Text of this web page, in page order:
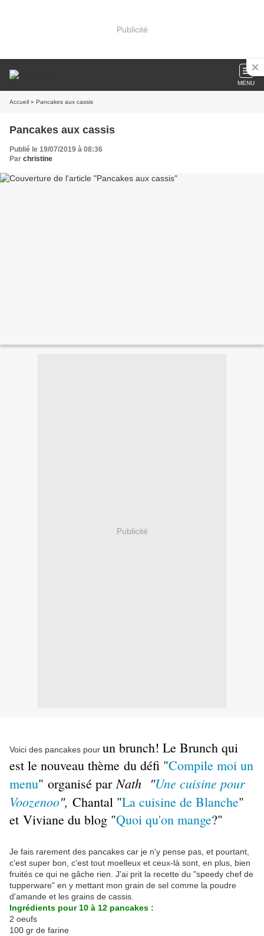
Publicité
MENU
Accueil » Pancakes aux cassis
Pancakes aux cassis
Publié le 19/07/2019 à 08:36
Par christine
Publicité
Voici des pancakes pour un brunch! Le Brunch qui
est le nouveau thème du défi "Compile moi un
menu" organisé par Nath "Une cuisine pour
Voozenoo", Chantal "La cuisine de Blanche"
et Viviane du blog "Quoi qu'on mange?"
Je fais rarement des pancakes car je n'y pense pas, et pourtant,
c'est super bon, c'est tout moelleux et ceux-là sont, en plus, bien
fruités ce qui ne gâche rien. J'ai prit la recette du "speedy chef de
tupperware" en y mettant mon grain de sel comme la poudre
d'amande et les grains de cassis.
Ingrédients pour 10 à 12 pancakes :
2 oeufs
100 gr de farine